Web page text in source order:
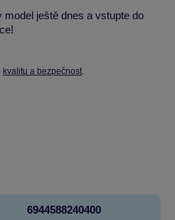
ještě dnes a vstupte do
kvalitu a bezpečnost.
6944588240400